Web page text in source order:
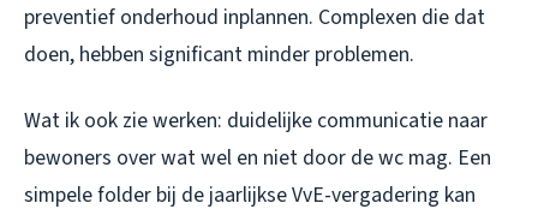
preventief onderhoud inplannen. Complexen die dat
doen, hebben significant minder problemen.
Wat ik ook zie werken: duidelijke communicatie naar
bewoners over wat wel en niet door de wc mag. Een
simpele folder bij de jaarlijkse VvE-vergadering kan